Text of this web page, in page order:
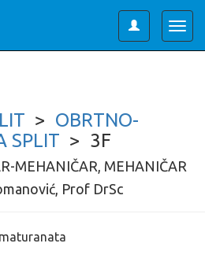
Toggle
user
> OBRTNO-
SPLIT > 3F
MEHANIČAR, MEHANIČAR
Prof DrSc